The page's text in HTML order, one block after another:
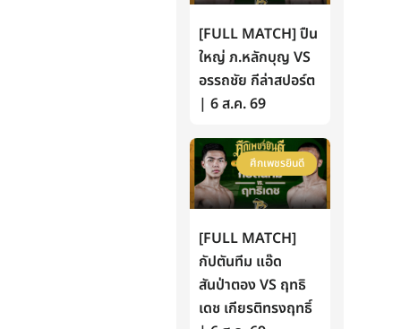
[FULL MATCH] ปืน
ใหญ่ ภ.หลักบุญ VS
อรรถชัย กีล่าสปอร์ต
| 6 ส.ค. 69
ศึกเพชรยินดี
[FULL MATCH]
กัปตันทีม แอ๊ด
สันป่าตอง VS ฤทธิ
เดช เกียรติทรงฤทธิ์